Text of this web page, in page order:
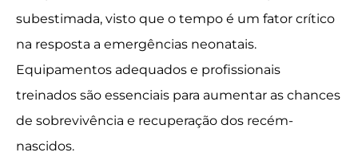
subestimada, visto que o tempo é um fator crítico
na resposta a emergências neonatais.
Equipamentos adequados e profissionais
treinados são essenciais para aumentar as chances
de sobrevivência e recuperação dos recém-
nascidos.